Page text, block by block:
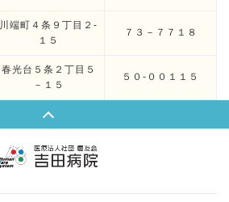
川端町４条９丁目２-
１５
７３－７７１８
春光台５条２丁目５
－１５
５０-００１１５